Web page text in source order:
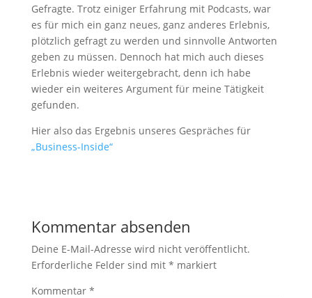
Gefragte. Trotz einiger Erfahrung mit Podcasts, war
es für mich ein ganz neues, ganz anderes Erlebnis,
plötzlich gefragt zu werden und sinnvolle Antworten
geben zu müssen. Dennoch hat mich auch dieses
Erlebnis wieder weitergebracht, denn ich habe
wieder ein weiteres Argument für meine Tätigkeit
gefunden.
Hier also das Ergebnis unseres Gespräches für
„Business-Inside“
Kommentar absenden
Deine E-Mail-Adresse wird nicht veröffentlicht.
Erforderliche Felder sind mit * markiert
Kommentar *